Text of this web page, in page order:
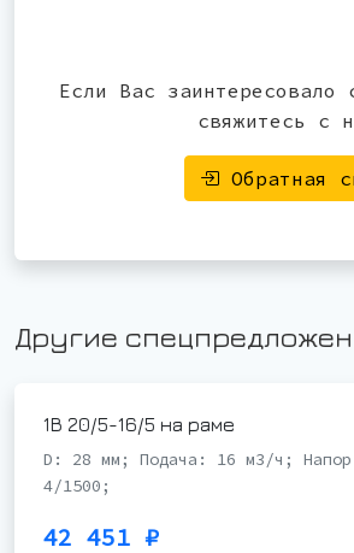
Если Вас заинтересовало
свяжитесь с
Обратная
Другие
1В 20/5-16/5 на раме
D: 28 мм; Подача: 16 м3/ч;
4/1500;
42 451 ₽